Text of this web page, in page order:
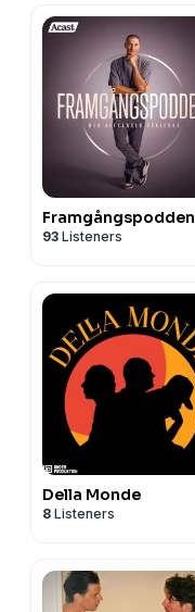
Framgångspodden
93 Listeners
Della Monde
8 Listeners